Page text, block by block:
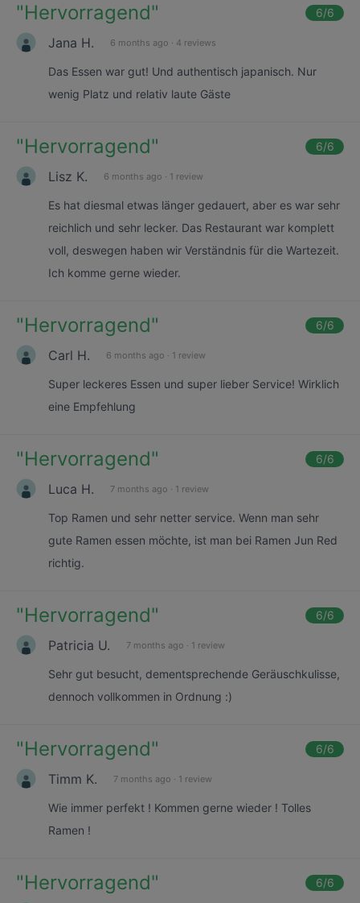
"Hervorragend" 6/6
Jana H. 6 months ago · 4 reviews
Das Essen war gut! Und authentisch japanisch. Nur
wenig Platz und relativ laute Gäste
"Hervorragend" 6/6
Lisz K. 6 months ago · 1 review
Es hat diesmal etwas länger gedauert, aber es war sehr
reichlich und sehr lecker. Das Restaurant war komplett
voll, deswegen haben wir Verständnis für die Wartezeit.
Ich komme gerne wieder.
"Hervorragend" 6/6
Carl H. 6 months ago · 1 review
Super leckeres Essen und super lieber Service! Wirklich
eine Empfehlung
"Hervorragend" 6/6
Luca H. 7 months ago · 1 review
Top Ramen und sehr netter service. Wenn man sehr
gute Ramen essen möchte, ist man bei Ramen Jun Red
richtig.
"Hervorragend" 6/6
Patricia U. 7 months ago · 1 review
Sehr gut besucht, dementsprechende Geräuschkulisse,
dennoch vollkommen in Ordnung :)
"Hervorragend" 6/6
Timm K. 7 months ago · 1 review
Wie immer perfekt ! Kommen gerne wieder ! Tolles
Ramen !
"Hervorragend" 6/6